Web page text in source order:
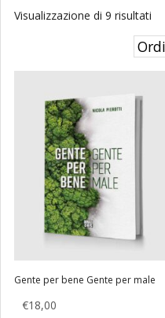
Libri
Librerie
Visualizzazione di 9 risultati
Gente per bene Gente per male
€18,00